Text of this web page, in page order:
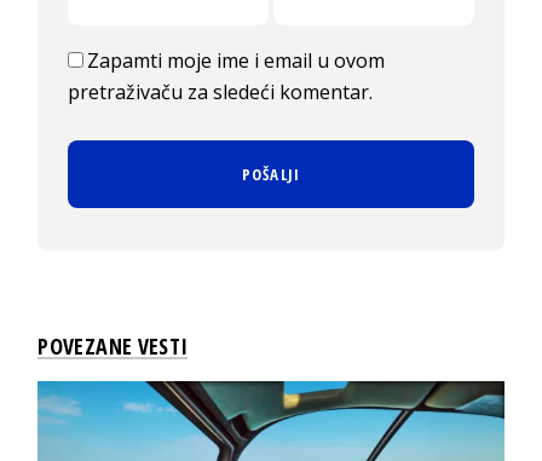
Zapamti moje ime i email u ovom
pretraživaču za sledeći komentar.
POVEZANE VESTI